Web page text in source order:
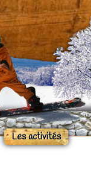
Les activités